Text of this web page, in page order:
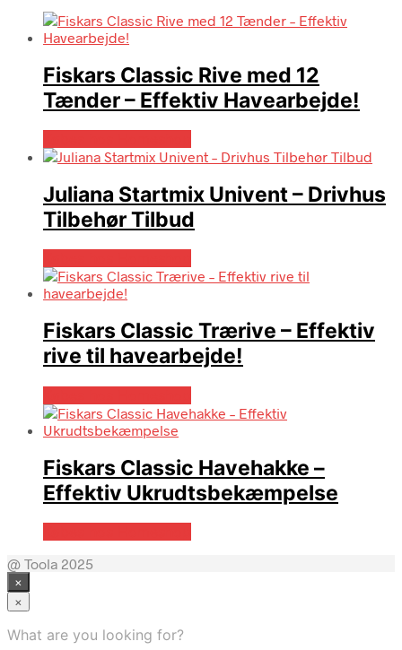
Fiskars Classic Rive med 12
Tænder – Effektiv Havearbejde!
Juliana Startmix Univent – Drivhus
Tilbehør Tilbud
Fiskars Classic Trærive – Effektiv
rive til havearbejde!
Fiskars Classic Havehakke –
Effektiv Ukrudtsbekæmpelse
@ Toola 2025
×
×
What are you looking for?